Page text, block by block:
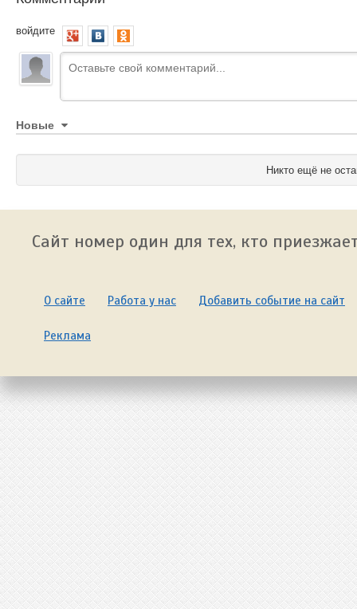
войдите
Новые
Никто ещё не
Сайт номер один для тех, кто
О сайте Работа у нас Добавить событие на сайт
Реклама